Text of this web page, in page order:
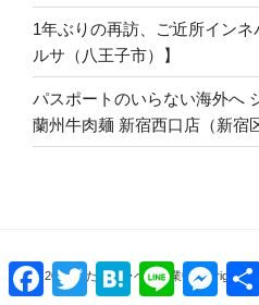
1年ぶりの再訪、ご近所イン
ルサ（八王子市）】
パスポートのいらない海外へ
蘭州牛肉麺 新宿西口店（新宿
© 2026 はたこトラベル營業中, All rights
Facebook
Twitter HatenaLine